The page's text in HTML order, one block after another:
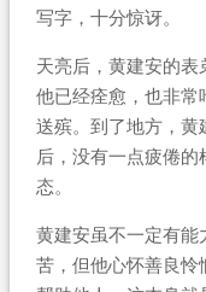
写字，十分惊讶。
天亮后，黄建安的
他已经痊愈，也非常
送殡。到了地方，黄
后，没有一点疲倦
态。
黄建安虽不一定有能
苦，但他心怀善良怜